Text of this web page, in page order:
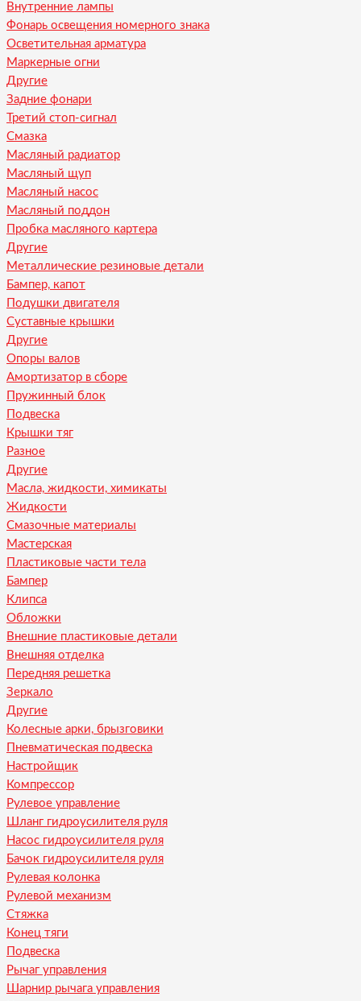
Внутренние лампы
Фонарь освещения номерного знака
Осветительная арматура
Маркерные огни
Другие
Задние фонари
Третий стоп-сигнал
Смазка
Масляный радиатор
Масляный щуп
Масляный насос
Масляный поддон
Пробка масляного картера
Другие
Металлические резиновые детали
Бампер, капот
Подушки двигателя
Суставные крышки
Другие
Опоры валов
Амортизатор в сборе
Пружинный блок
Подвеска
Крышки тяг
Разное
Другие
Масла, жидкости, химикаты
Жидкости
Смазочные материалы
Мастерская
Пластиковые части тела
Бампер
Клипса
Обложки
Внешние пластиковые детали
Внешняя отделка
Передняя решетка
Зеркало
Другие
Колесные арки, брызговики
Пневматическая подвеска
Настройщик
Компрессор
Рулевое управление
Шланг гидроусилителя руля
Насос гидроусилителя руля
Бачок гидроусилителя руля
Рулевая колонка
Рулевой механизм
Стяжка
Конец тяги
Подвеска
Рычаг управления
Шарнир рычага управления